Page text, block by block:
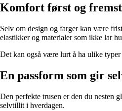
Komfort først og fremst
Selv om design og farger kan være
elastikker og materialer som ikke lar
Det kan også være lurt å ha ulike
En passform som gir
Den perfekte trusen er den du nesten
selvtillit i hverdagen.